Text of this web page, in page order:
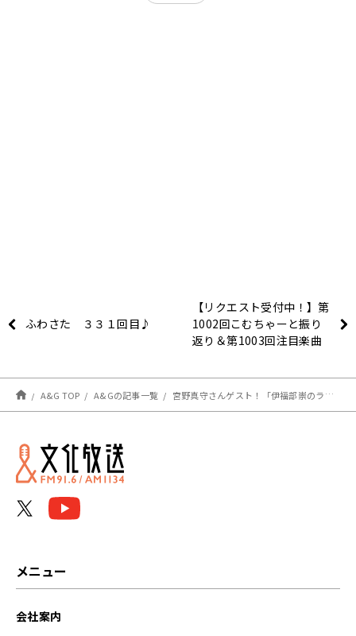
ふわさた ３３１回目♪
【リクエスト受付中！】第
1002回こむちゃーと振り
返り＆第1003回注目楽曲
A&G TOP A&Gの記事一覧 宮野真守さんゲスト！「伊福部崇のラジオのラジオ」イベントアーカイブ配信中！
メニュー
会社案内